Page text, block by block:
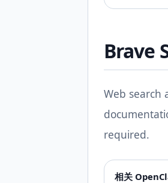
Brave
Web search
required.
相关